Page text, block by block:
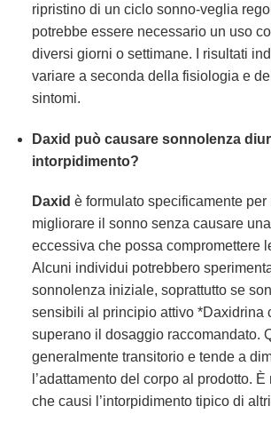
ripristino di un ciclo sonno-veglia
potrebbe essere necessario un uso
diversi giorni o settimane. I risultati
variare a seconda della fisiologia e
sintomi.
Daxid può causare sonnolenza
intorpidimento?
Daxid è formulato specificamente per
migliorare il sonno senza causare
eccessiva che possa compromettere
Alcuni individui potrebbero
sonnolenza iniziale, soprattutto se
sensibili al principio attivo *Daxidrina
superano il dosaggio raccomandato.
generalmente transitorio e tende a
l’adattamento del corpo al prodotto.
che causi l’intorpidimento tipico di